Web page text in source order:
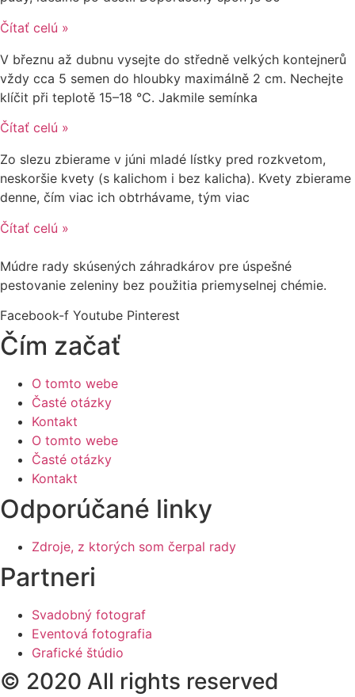
Čítať celú »
V březnu až dubnu vysejte do středně velkých kontejnerů
vždy cca 5 semen do hloubky maximálně 2 cm. Nechejte
klíčit při teplotě 15–18 °C. Jakmile semínka
Čítať celú »
Zo slezu zbierame v júni mladé lístky pred rozkvetom,
neskoršie kvety (s kalichom i bez kalicha). Kvety zbierame
denne, čím viac ich obtrhávame, tým viac
Čítať celú »
Múdre rady skúsených záhradkárov pre úspešné
pestovanie zeleniny bez použitia priemyselnej chémie.
Facebook-f Youtube Pinterest
Čím začať
O tomto webe
Časté otázky
Kontakt
O tomto webe
Časté otázky
Kontakt
Odporúčané linky
Zdroje, z ktorých som čerpal rady
Partneri
Svadobný fotograf
Eventová fotografia
Grafické štúdio
© 2020 All rights reserved